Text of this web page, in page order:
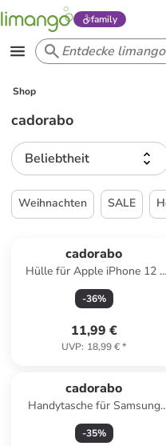
family
Shop
cadorabo
Beliebtheit
Weihnachten SALE
cadorabo
Hülle für Apple iPhone 12 /
12 PRO Glitter in Schwarz mit
Glitter
-36%
11,99 €
UVP: 18,99 €*
cadorabo
Handytasche für Samsung
Galaxy ACE PLUS Hülle
Umhängetasche in Braun
-35%